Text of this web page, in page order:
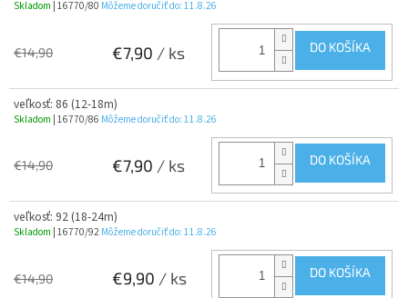
Skladom | 16770/80 Môžeme doručiť do: 11.8.26
€14,90 €7,90 / ks DO KOŠÍKA
veľkosť: 86 (12-18m)
Skladom | 16770/86 Môžeme doručiť do: 11.8.26
€14,90 €7,90 / ks DO KOŠÍKA
veľkosť: 92 (18-24m)
Skladom | 16770/92 Môžeme doručiť do: 11.8.26
€14,90 €9,90 / ks DO KOŠÍKA